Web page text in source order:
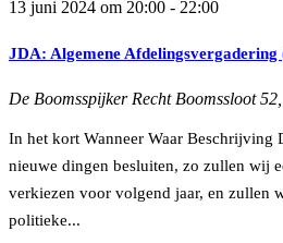
13 juni 2024 om 20:00 - 22:00
JDA: Algemene Afdelingsvergadering
De Boomsspijker Recht Boomssloot
In het kort Wanneer Waar Beschrijving
nieuwe dingen besluiten, zo zullen wij
verkiezen voor volgend jaar, en zullen
politieke...